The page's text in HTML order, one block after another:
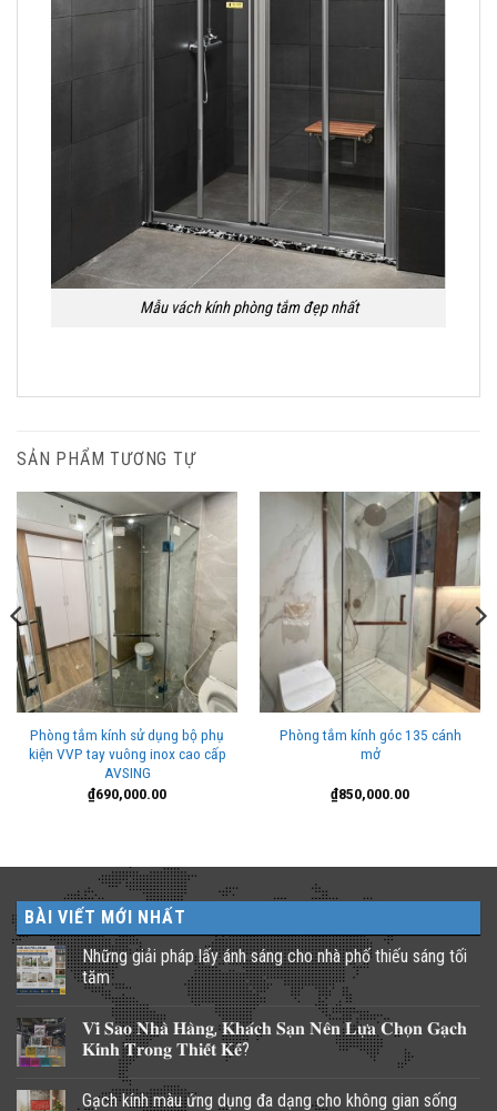
Mẫu vách kính phòng tắm đẹp nhất
SẢN PHẨM TƯƠNG TỰ
Phòng tắm kính sử dụng bộ phụ
kiện VVP tay vuông inox cao cấp
AVSING
₫690,000.00
Phòng tắm kính góc 135 cánh
mở
₫850,000.00
BÀI VIẾT MỚI NHẤT
Những giải pháp lấy ánh sáng cho nhà phố thiếu sáng tối
tăm
Không
bình
luận
ở
pháp
𝐕𝐢̀ 𝐒𝐚𝐨 𝐍𝐡𝐚̀ 𝐇𝐚̀𝐧𝐠, 𝐊𝐡𝐚́𝐜𝐡 𝐒𝐚̣𝐧 𝐍𝐞̂𝐧 𝐋𝐮̛̣𝐚 𝐂𝐡𝐨̣𝐧 𝐆𝐚̣𝐜𝐡
𝐊𝐢́𝐧𝐡 𝐓𝐫𝐨𝐧𝐠 𝐓𝐡𝐢𝐞̂́𝐭 𝐊𝐞̂́?
bình
Gạch kính màu ứng dụng đa dạng cho không gian sống